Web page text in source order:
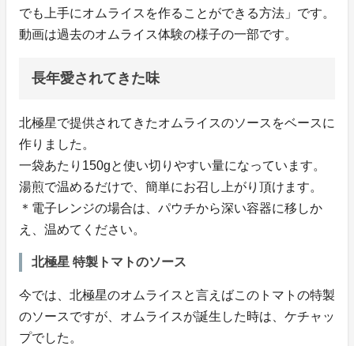
でも上手にオムライスを作ることができる方法」です。
動画は過去のオムライス体験の様子の一部です。
長年愛されてきた味
北極星で提供されてきたオムライスのソースをベースに
作りました。
一袋あたり150gと使い切りやすい量になっています。
湯煎で温めるだけで、簡単にお召し上がり頂けます。
＊電子レンジの場合は、パウチから深い容器に移しか
え、温めてください。
北極星 特製トマトのソース
今では、北極星のオムライスと言えばこのトマトの特製
のソースですが、オムライスが誕生した時は、ケチャッ
プでした。